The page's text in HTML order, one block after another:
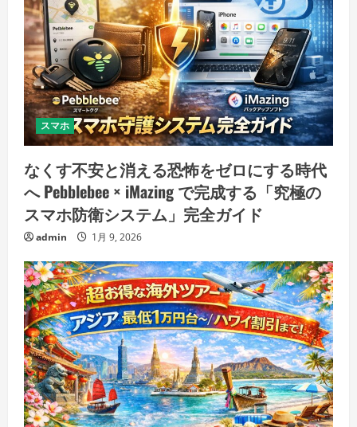
スマホ
なくす不安と消える恐怖をゼロにする時代
へ Pebblebee × iMazing で完成する「究極の
スマホ防衛システム」完全ガイド
admin 1月 9, 2026